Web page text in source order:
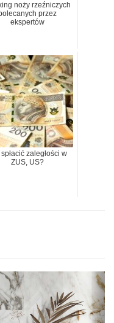
noży rzeźniczych
przez
ekspertów
zaległości w
ZUS, US?